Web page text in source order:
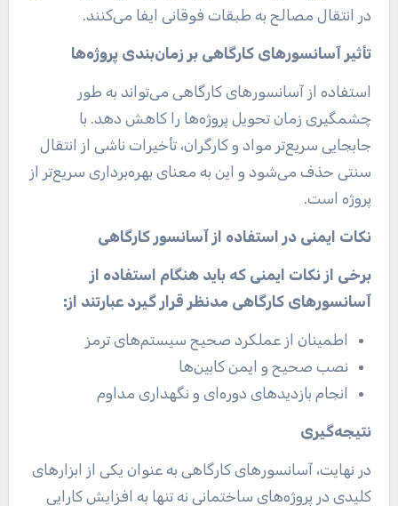
در انتقال مصالح به طبقات فوقانی ایفا می‌کنند.
تأثیر آسانسورهای کارگاهی بر زمان‌بندی پروژه‌ها
استفاده از آسانسورهای کارگاهی می‌تواند به طور
چشمگیری زمان تحویل پروژه‌ها را کاهش دهد. با
جابجایی سریع‌تر مواد و کارگران، تأخیرات ناشی از انتقال
سنتی حذف می‌شود و این به معنای بهره‌برداری سریع‌تر از
پروژه است.
نکات ایمنی در استفاده از آسانسور کارگاهی
برخی از نکات ایمنی که باید هنگام استفاده از
آسانسورهای کارگاهی مدنظر قرار گیرد عبارتند از:
اطمینان از عملکرد صحیح سیستم‌های ترمز
نصب صحیح و ایمن کابین‌ها
انجام بازدیدهای دوره‌ای و نگهداری مداوم
نتیجه‌گیری
در نهایت، آسانسورهای کارگاهی به عنوان یکی از ابزارهای
کلیدی در پروژه‌های ساختمانی نه تنها به افزایش کارایی